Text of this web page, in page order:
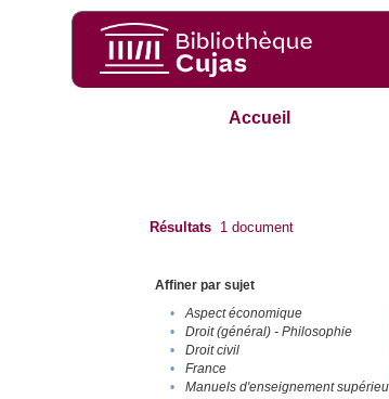
Accueil
Résultats 1 document
Affiner par sujet
•
Aspect économique
•
Droit (général) - Philosophie
•
Droit civil
•
France
•
Manuels d'enseignement